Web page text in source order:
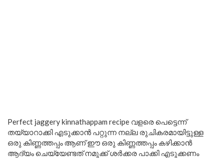
Perfect jaggery kinnathappam recipe വളരെ പെട്ടെന്ന്
തയ്യാറാക്കി എടുക്കാൻ പറ്റുന്ന നല്ല രുചികരമായിട്ടുള്ള
ഒരു കിണ്ണത്തപ്പം ആണ് ഈ ഒരു കിണ്ണത്തപ്പം കഴിക്കാൻ
ആദ്യം ചെയ്യേണ്ടത് നമുക്ക് ശർക്കര പാക്കി എടുക്കണം